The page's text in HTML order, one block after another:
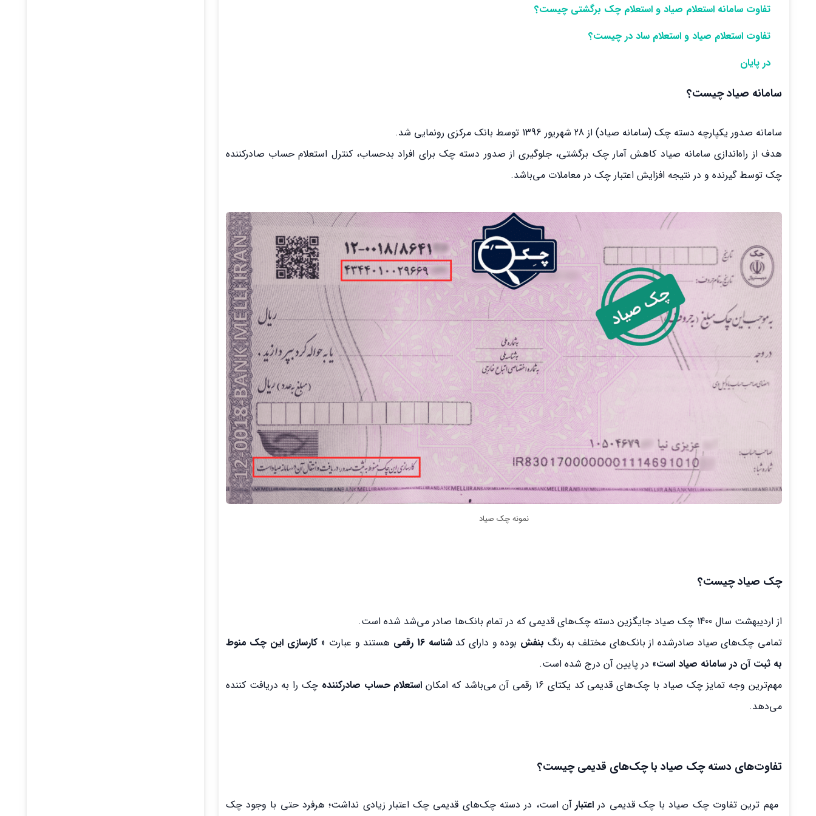
تفاوت سامانه استعلام صیاد و استعلام چک برگشتی چیست؟
تفاوت استعلام صیاد و استعلام ساد در چیست؟
در پایان
سامانه صیاد چیست؟
سامانه صدور یکپارچه دسته چک (سامانه صیاد) از 28 شهریور 1396 توسط بانک مرکزی رونمایی شد.
هدف از راه‌اندازی سامانه صیاد کاهش آمار چک برگشتی، جلوگیری از صدور دسته چک برای افراد بدحساب، کنترل استعلام حساب صادرکننده‌
چک توسط گیرنده و در نتیجه افزایش اعتبار چک در معاملات می‌باشد.
نمونه چک صیاد
چک صیاد چیست؟
از اردیبهشت سال 1400 چک صیاد جایگزین دسته چک‌های قدیمی که در تمام بانک‌ها صادر می‌شد شده است.
تمامی چک‌های صیاد صادرشده از بانک‌های مختلف به رنگ بنفش بوده و دارای کد‌شناسه 16 رقمی هستند و عبارت «کارسازی این چک منوط
به ثبت آن در سامانه صیاد است» در پایین آن درج شده است.
مهم‌ترین وجه تمایز چک صیاد با چک‌های قدیمی کد یکتای 16 رقمی آن می‌باشد که امکان
استعلام حساب صادرکننده چک را به دریافت کننده
می‌دهد.
تفاوت‌های دسته چک صیاد با چک‌های قدیمی چیست؟
مهم ترین تفاوت چک صیاد با چک قدیمی دراعتبار آن است، در دسته چک‌های قدیمی چک اعتبار زیادی نداشت؛ هرفرد حتی با وجود چک